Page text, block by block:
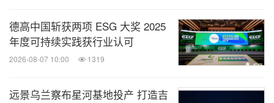
众号
关于恒基兆业地产集团
德高中国斩获两项 ESG 大奖 2025
年度可持续实践获行业认可
2026-08-07 10:00 1319
远景乌兰察布星河基地投产 打造吉